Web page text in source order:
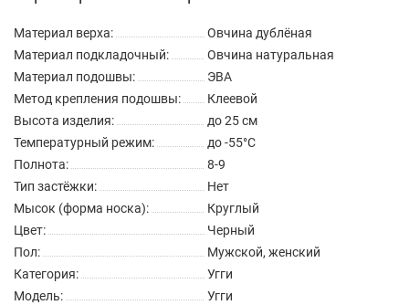
Материал верха:
Овчина дублёная
Материал подкладочный:
Овчина натуральная
Материал подошвы:
ЭВА
Метод крепления подошвы:
Клеевой
Высота изделия:
до 25 см
Температурный режим:
до -55°C
Полнота:
8-9
Тип застёжки:
Нет
Мысок (форма носка):
Круглый
Цвет:
Черный
Пол:
Мужской, женский
Категория:
Угги
Модель:
Угги